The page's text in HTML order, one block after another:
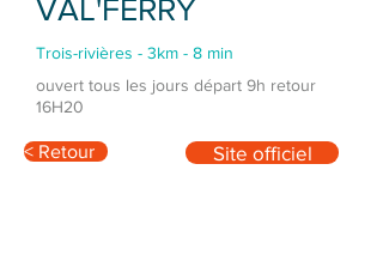
VAL'FERRY
Trois-rivières - 3km - 8 min
ouvert tous les jours départ 9h retour
16H20
< Retour Site officiel